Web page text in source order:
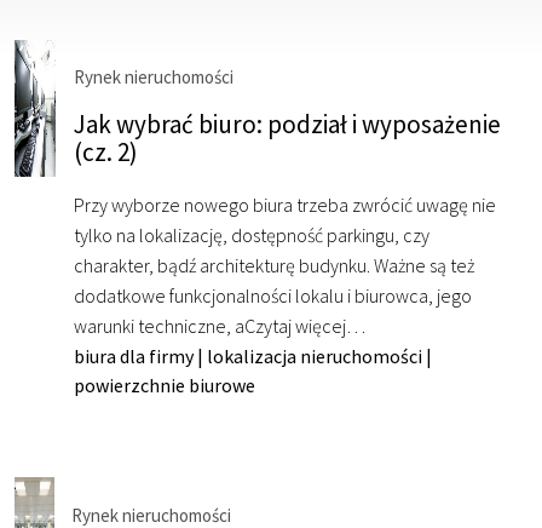
Rynek nieruchomości
Jak wybrać biuro: podział i wyposażenie
(cz. 2)
Przy wyborze nowego biura trzeba zwrócić uwagę nie
tylko na lokalizację, dostępność parkingu, czy
charakter, bądź architekturę budynku. Ważne są też
dodatkowe funkcjonalności lokalu i biurowca, jego
warunki techniczne, aCzytaj więcej…
biura dla firmy| lokalizacja nieruchomości|
powierzchnie biurowe
Rynek nieruchomości